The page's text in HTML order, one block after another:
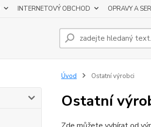
INTERNETOVÝ OBCHOD OPRAVY A
Úvod Ostatní výrobci
Ostatní